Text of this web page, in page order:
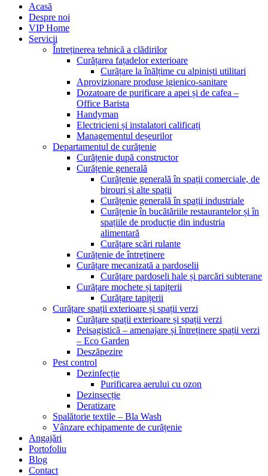
Acasă
Despre noi
VIP Home
Servicii
Întreținerea tehnică a clădirilor
Curățarea fațadelor exterioare
Curățare la înălțime cu alpiniști utilitari
Aprovizionare produse igienico-sanitare
Dozatoare de purificare a apei și de cafea –
Office Barista
Handyman
Electricieni și instalatori calificați
Managementul deșeurilor
Departamentul de curățenie
Curățenie după constructor
Curățenie generală
Curățenie generală în spații comerciale, de
birouri și alte spații
Curățenie generală în spații industriale
Curățenie în bucătăriile restaurantelor și în
spațiile de producție din industria
alimentară
Curățare scări rulante
Curățenie de întreținere
Curățare mecanizată a pardoselii
Curățare pardoseli hale și parcări subterane
Curățare mochete și tapițerii
Curățare tapițerii
Curățare spații exterioare și spații verzi
Curățare spații exterioare și spații verzi
Peisagistică – amenajare și întreținere spații verzi
– Eco Garden
Deszăpezire
Pest control
Dezinfecție
Purificarea aerului cu ozon
Dezinsecție
Deratizare
Spalătorie textile – Bla Wash
Vânzare echipamente de curățenie
Angajări
Portofoliu
Blog
Contact